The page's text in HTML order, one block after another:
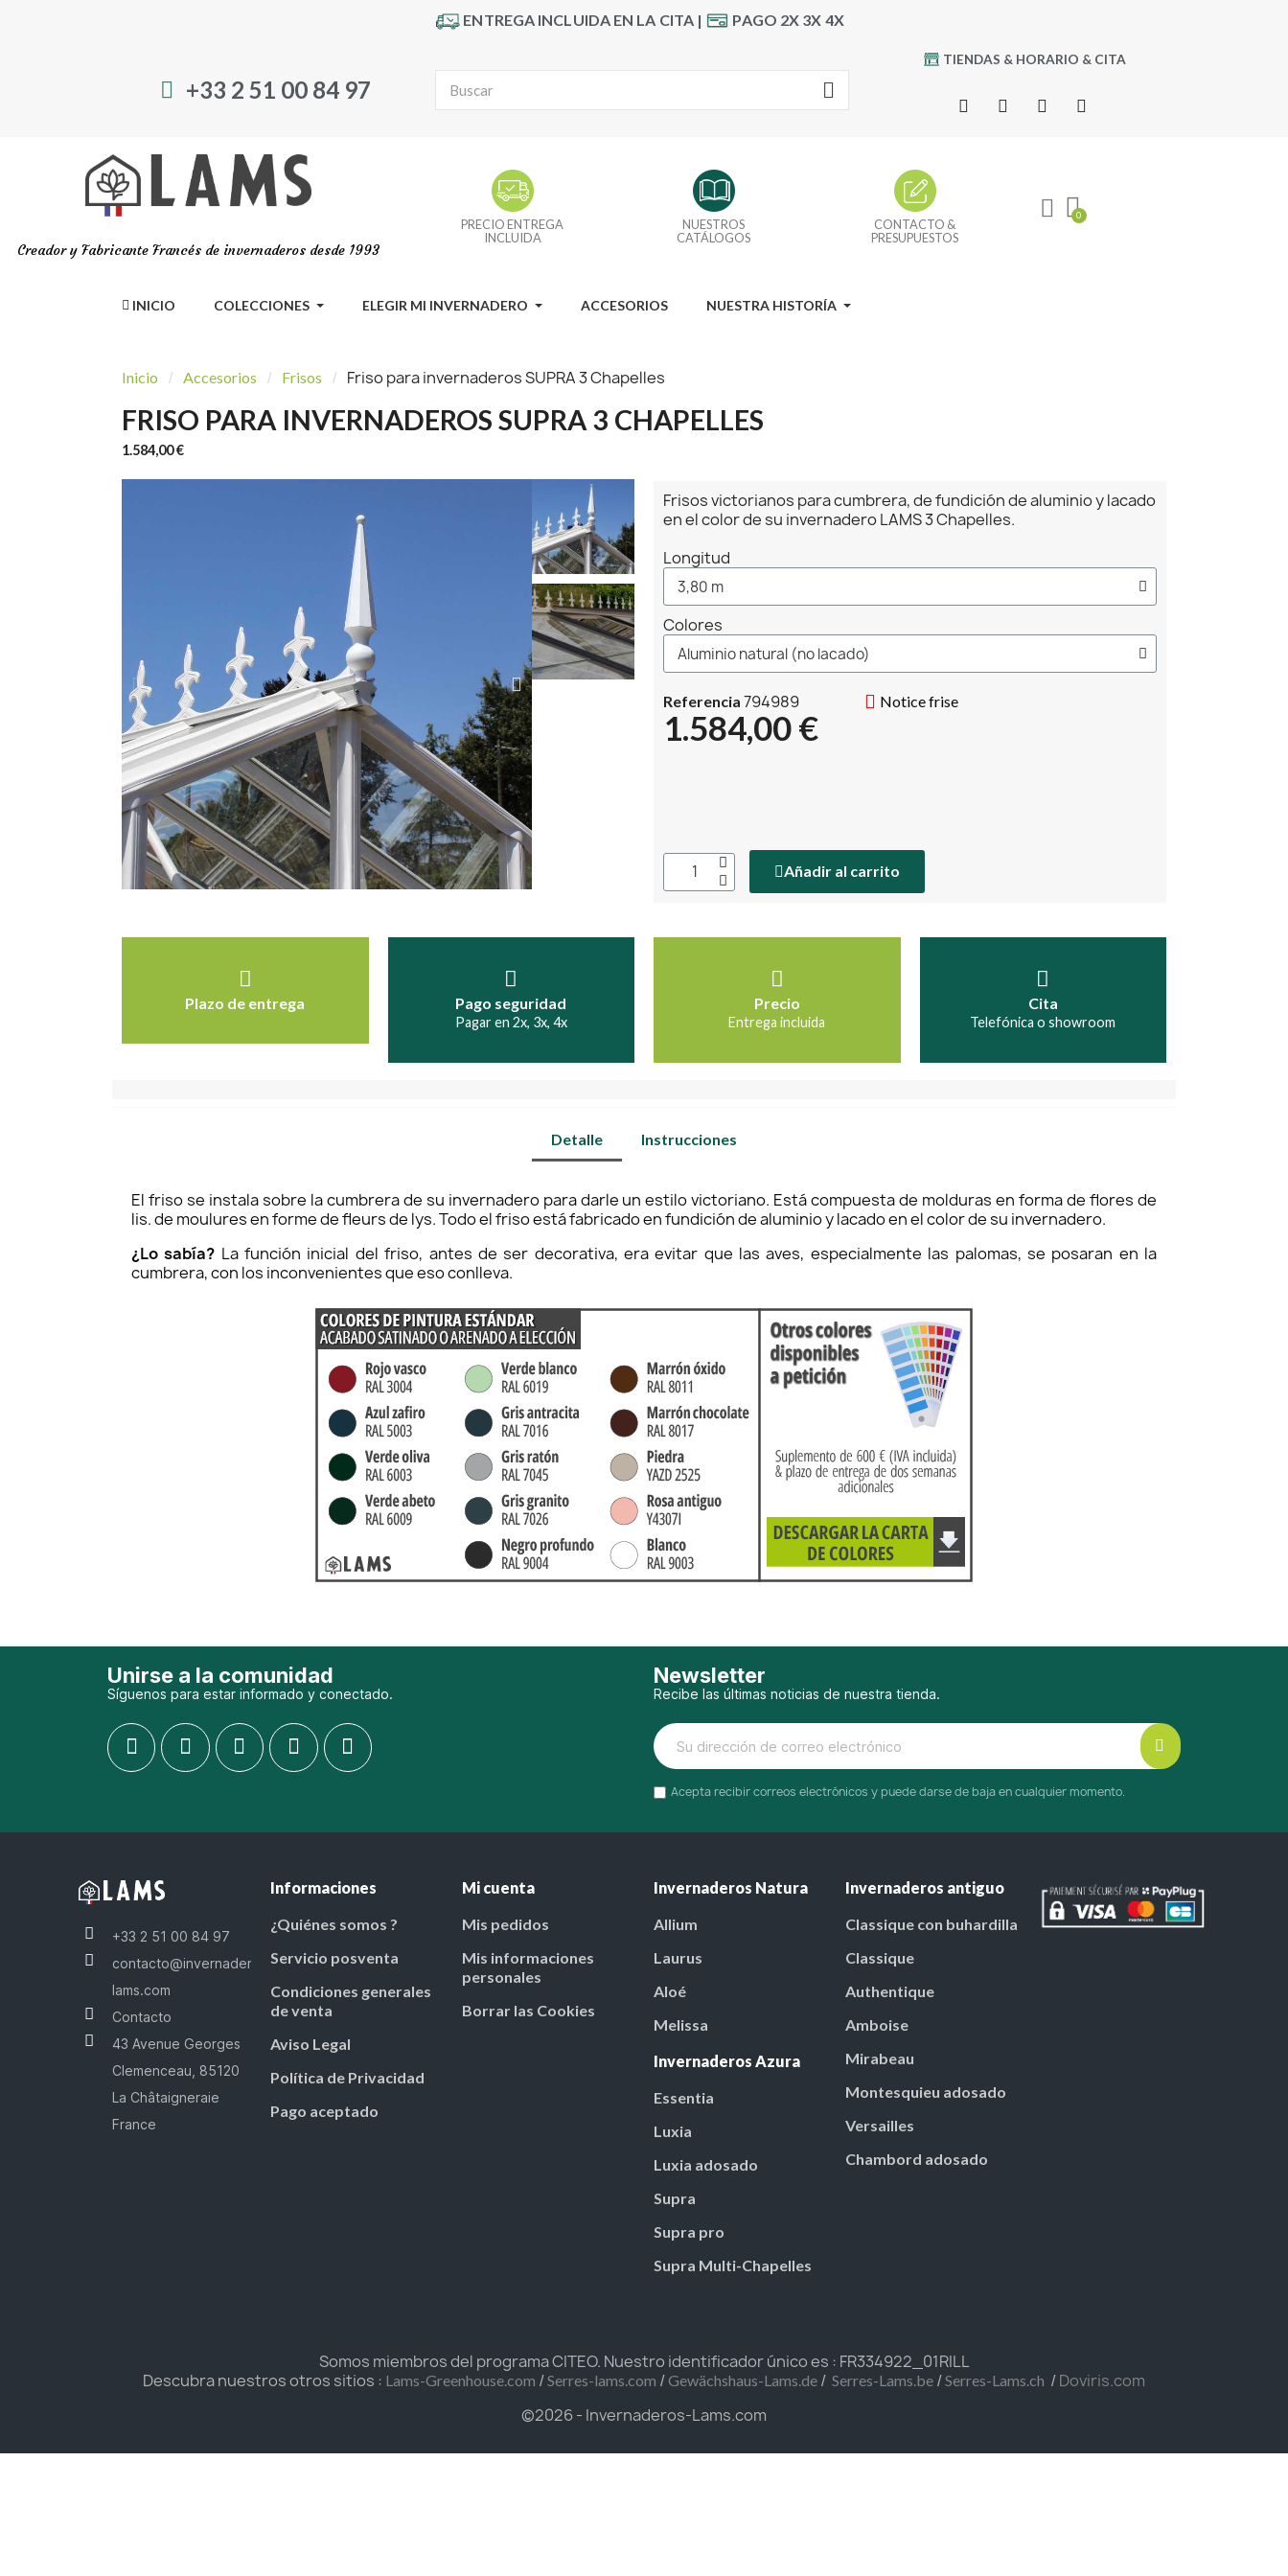
ENTREGA INCLUIDA EN LA CITA | PAGO 2X 3X 4X
+33 2 51 00 84 97
TIENDAS & HORARIO & CITA
Creador y Fabricante Francés de invernaderos desde 1993
PRECIO ENTREGA
INCLUIDA
NUESTROS
CATÁLOGOS
CONTACTO &
PRESUPUESTOS
INICIO COLECCIONES ELEGIR MI INVERNADERO ACCESORIOS NUESTRA HISTORÍA
Inicio Accesorios Frisos Friso para invernaderos SUPRA 3 Chapelles
FRISO PARA INVERNADEROS SUPRA 3 CHAPELLES
1.584,00 €
Frisos victorianos para cumbrera, de fundición de aluminio y lacado
en el color de su invernadero LAMS 3 Chapelles.
Longitud
Colores
Referencia 794989 Notice frise
1.584,00 €
Añadir al carrito
Plazo de entrega Pago seguridad
Pagar en 2x, 3x, 4x
Precio
Entrega incluida
Cita
Telefónica o showroom
Detalle Instrucciones
El friso se instala sobre la cumbrera de su invernadero para darle un estilo victoriano. Está compuesta de molduras en forma de flores de
lis. de moulures en forme de fleurs de lys. Todo el friso está fabricado en fundición de aluminio y lacado en el color de su invernadero.
¿Lo sabía? La función inicial del friso, antes de ser decorativa, era evitar que las aves, especialmente las palomas, se posaran en la
cumbrera, con los inconvenientes que eso conlleva.
Unirse a la comunidad
Síguenos para estar informado y conectado.
Newsletter
Recibe las últimas noticias de nuestra tienda.
Acepta recibir correos electrónicos y puede darse de baja en cualquier momento.
+33 2 51 00 84 97
contacto@invernaderos-
lams.com
Contacto
43 Avenue Georges
Clemenceau, 85120
La Châtaigneraie
France
Informaciones
¿Quiénes somos ?
Servicio posventa
Condiciones generales
de venta
Aviso Legal
Política de Privacidad
Pago aceptado
Mi cuenta
Mis pedidos
Mis informaciones
personales
Borrar las Cookies
Invernaderos Natura
Allium
Laurus
Aloé
Melissa
Invernaderos Azura
Essentia
Luxia
Luxia adosado
Supra
Supra pro
Supra Multi-Chapelles
Invernaderos antiguo
Classique con buhardilla
Classique
Authentique
Amboise
Mirabeau
Montesquieu adosado
Versailles
Chambord adosado
Somos miembros del programa CITEO. Nuestro identificador único es : FR334922_01RILL
Descubra nuestros otros sitios : Lams-Greenhouse.com /Serres-lams.com /Gewächshaus-Lams.de / Serres-Lams.be /Serres-Lams.ch /Doviris.com
©2026 - Invernaderos-Lams.com